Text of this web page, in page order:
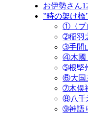
お伊勢さん
”時の架け橋
①〈プ
➁稲羽
➂手間
④木國
➄根堅
⑥大国
➆木俣
⑧八千
➈神語